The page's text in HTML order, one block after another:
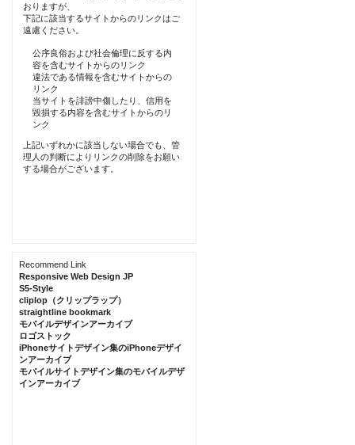
おりますが、
下記に該当するサイトからのリンクはご
遠慮ください。
公序良俗および社会倫理に反する内
容を含むサイトからのリンク
違法である情報を含むサイトからの
リンク
当サイトを誹謗中傷したり、信用を
毀損する内容を含むサイトからのリ
ンク
上記いずれかに該当しない場合でも、管
理人の判断によりリンクの削除をお願い
する場合がございます。
Recommend Link
Responsive Web Design JP
S5-Style
cliplop（クリップラップ）
straightline bookmark
モバイルデザインアーカイブ
ロゴストック
iPhoneサイトデザイン集のiPhoneデザイ
ンアーカイブ
モバイルサイトデザイン集のモバイルデザ
インアーカイブ